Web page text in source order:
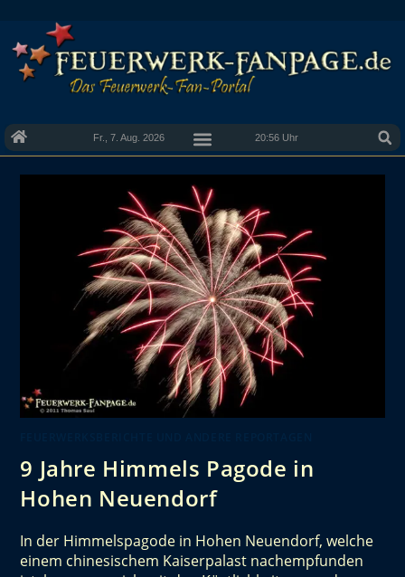
Fr., 7. Aug. 2026 20:56 Uhr
9 Jahre Himmels Pagode in
Hohen Neuendorf
In der Himmelspagode in Hohen Neuendorf, welche
einem chinesischem Kaiserpalast nachempfunden